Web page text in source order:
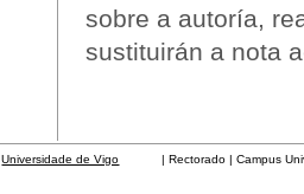
sobre a autoría,
sustituirán a nota
Universidade de Vigo | Rectorado | Campus